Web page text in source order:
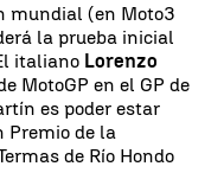
mundial (en Moto3
la prueba inicial
italiano Lorenzo
MotoGP en el GP de
es poder estar
Premio de la
de Río Hondo